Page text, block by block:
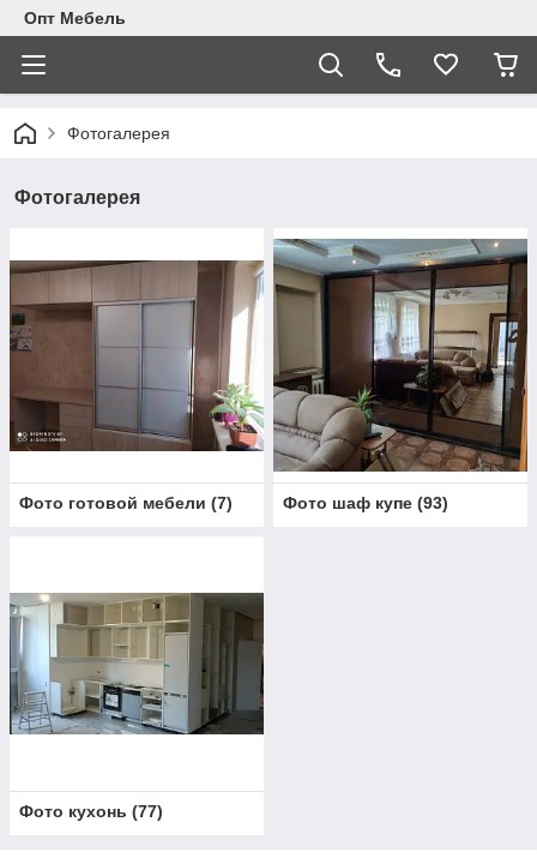
Опт Мебель
Фотогалерея
Фотогалерея
Фото готовой мебели (7) Фото шаф купе (93)
Фото кухонь (77)